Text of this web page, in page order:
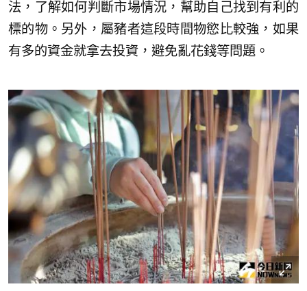
法，了解如何判斷市場情況，幫助自己找到有利的
標的物。另外，屬豬者這段時間物慾比較強，如果
有多的資金就拿去投資，避免亂花錢等問題。